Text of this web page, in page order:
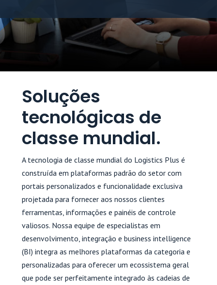
Soluções
tecnológicas de
classe mundial.
A tecnologia de classe mundial do Logistics Plus é
construída em plataformas padrão do setor com
portais personalizados e funcionalidade exclusiva
projetada para fornecer aos nossos clientes
ferramentas, informações e painéis de controle
valiosos. Nossa equipe de especialistas em
desenvolvimento, integração e business intelligence
(BI) integra as melhores plataformas da categoria e
personalizadas para oferecer um ecossistema geral
que pode ser perfeitamente integrado às cadeias de